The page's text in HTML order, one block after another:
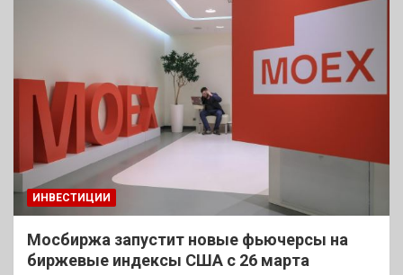
ИНВЕСТИЦИИ
Мосбиржа запустит новые фьючерсы на
биржевые индексы США с 26 марта